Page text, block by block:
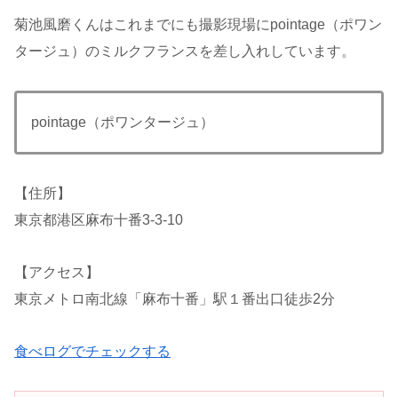
菊池風磨くんはこれまでにも撮影現場にpointage（ポワン
タージュ）のミルクフランスを差し入れしています。
pointage（ポワンタージュ）
【住所】
東京都港区麻布十番3-3-10
【アクセス】
東京メトロ南北線「麻布十番」駅１番出口徒歩2分
食べログでチェックする